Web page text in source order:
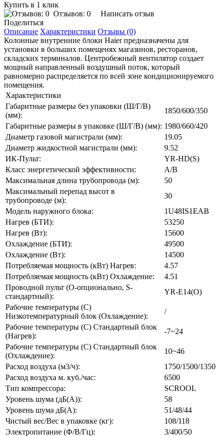
Купить в 1 клик
Отзывов: 0
Написать отзыв
Поделиться
Описание Характеристики Отзывы (0)
Колонные внутренние блоки Haier предназначены для
установки в больших помещенях магазинов, ресторанов,
складских терминалов. Центробежный вентилятор создает
мощный направленный воздушный поток, который
равномерно распределяется по всей зоне кондиционируемого
помещения.
Характеристики
Габаритные размеры без упаковки (Ш/Г/В)
(мм):
1850/600/350
Габаритные размеры в упаковке (Ш/Г/В) (мм): 1980/660/420
Диаметр газовой магистрали (мм):
19.05
Диаметр жидкостной магистрали (мм):
9.52
ИК-Пульт:
YR-HD(S)
Класс энергетической эффективности:
A/B
Максимальная длина трубопровода (м):
50
Максимальный перепад высот в
трубопроводе (м):
30
Модель наружного блока:
1U48IS1EAB
Нагрев (БТИ):
53250
Нагрев (Вт):
15600
Охлаждение (БТИ):
49500
Охлаждение (Вт):
14500
Потребляемая мощность (кВт) Нагрев:
4.57
Потребляемая мощность (кВт) Охлаждение:
4.51
Проводной пульт (О-опционально, S-
стандартный):
YR-E14(O)
Рабочие температуры (С)
Низкотемпературный блок (Охлаждение):
/
Рабочие температуры (С) Стандартный блок
(Нагрев):
-7~24
Рабочие температуры (С) Стандартный блок
(Охлаждение):
10~46
Расход воздуха (м3/ч):
1750/1500/1350
Расход воздуха м. куб./час:
6500
Тип компрессора:
SCROOL
Уровень шума (дБ(А)):
58
Уровень шума дБ(А):
51/48/44
Чистый вес/Вес в упаковке (кг):
108/118
Электропитание (Ф/В/Гц):
3/400/50